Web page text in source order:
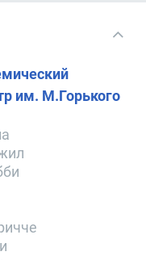
им. М.Горького